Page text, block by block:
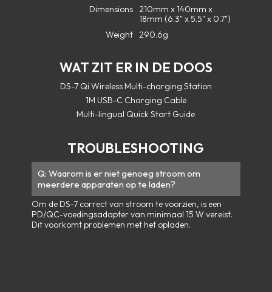
TROUBLESHOOTING
Waarom is er niet genoeg stroom om
meerdere apparaten op te laden?
Om de DS-7 correct van stroom te voorzien, is een
PD/QC-voedingsadapter van minimaal 15 W vereist.
Dit voorkomt problemen met het opladen.
Dimensions 210mm x 140mm x
18mm (6.3" x 5.5" x 0.7")
Weight 290.6g
WAT ZIT ER IN DE DOOS
DS-7 Qi Wireless Multi-charging Station
1M USB-C Charging Cable
Multi-lingual Quick Start Guide